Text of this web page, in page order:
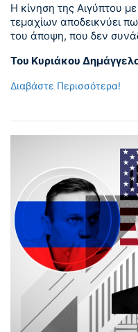
Η κίνηση της Αιγύπτου
τεμαχίων αποδεικνύει
του άποψη, που δεν
Του Κυριάκου
Διαβάστε Περισσότερα!